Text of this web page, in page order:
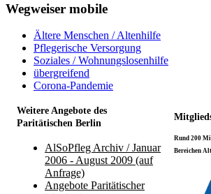
Wegweiser mobile
Ältere Menschen / Altenhilfe
Pflegerische Versorgung
Soziales / Wohnungslosenhilfe
übergreifend
Corona-Pandemie
Weitere Angebote des
Paritätischen Berlin
AlSoPfleg Archiv / Januar
2006 - August 2009 (auf
Anfrage)
Angebote Paritätischer
Rund 200
Bereichen